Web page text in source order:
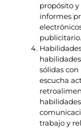
propósito y
informes
publicitario.
sólidas
escucha
trabajo y